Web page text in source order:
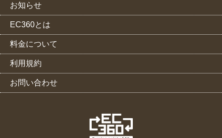
お知らせ
EC360とは
料金について
利用規約
お問い合わせ